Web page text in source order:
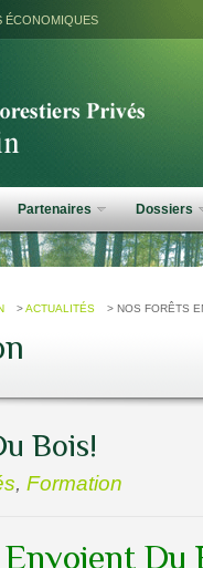
ÉCONOMIQUES
Partenaires Dossiers
>ACTUALITÉS > NOS FORÊTS
Bois!
, Formation
Du